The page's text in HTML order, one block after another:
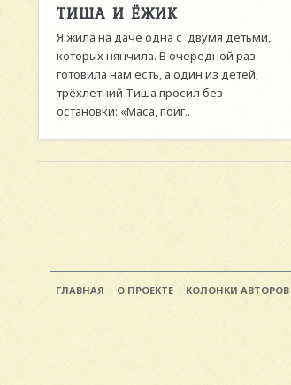
ТИША И ЁЖИК
Я жила на даче одна с двумя детьми,
которых нянчила. В очередной раз
готовила нам есть, а один из детей,
трёхлетний Тиша просил без
остановки: «Маса, поиг..
ГЛАВНАЯ О ПРОЕКТЕ КОЛОНКИ АВТОРОВ